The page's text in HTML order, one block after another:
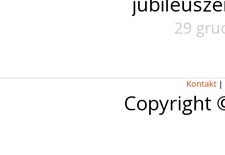
29
Kontakt |
Copyright